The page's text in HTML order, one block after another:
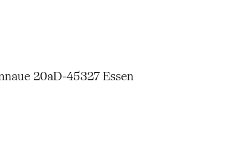
20aD-45327 Essen